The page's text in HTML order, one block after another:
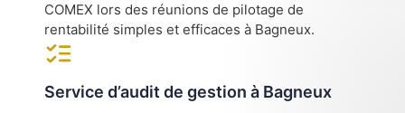
COMEX lors des réunions de pilotage de
rentabilité simples et efficaces à Bagneux.
Service d’audit de gestion à Bagneux